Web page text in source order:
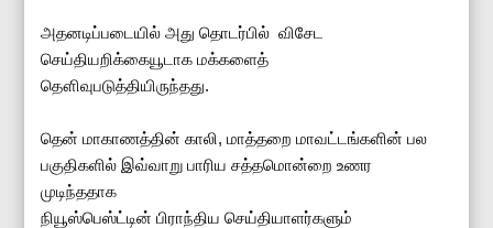
அதனடிப்படையில் அது தொடர்பில் விசேட
செய்தியறிக்கையூடாக மக்களைத்
தௌிவுபடுத்தியிருந்தது.
தென் மாகாணத்தின் காலி, மாத்தறை மாவட்டங்களின் பல
பகுதிகளில் இவ்வாறு பாரிய சத்தமொன்றை உணர
முடிந்ததாக
நியூஸ்பெஸ்ட்டின் பிராந்திய செய்தியாளர்களும்